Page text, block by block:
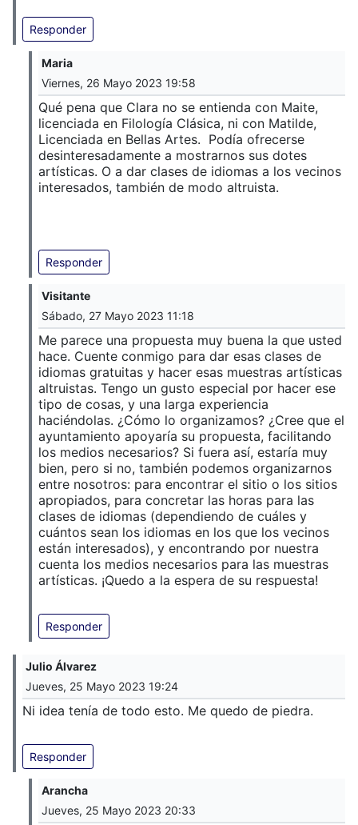
Responder
Maria
Viernes, 26 Mayo 2023 19:58
Qué pena que Clara no se entienda con Maite,
licenciada en Filología Clásica, ni con Matilde,
Licenciada en Bellas Artes. Podía ofrecerse
desinteresadamente a mostrarnos sus dotes
artísticas. O a dar clases de idiomas a los vecinos
interesados, también de modo altruista.
Responder
Visitante
Sábado, 27 Mayo 2023 11:18
Me parece una propuesta muy buena la que usted
hace. Cuente conmigo para dar esas clases de
idiomas gratuitas y hacer esas muestras artísticas
altruistas. Tengo un gusto especial por hacer ese
tipo de cosas, y una larga experiencia
haciéndolas. ¿Cómo lo organizamos? ¿Cree que el
ayuntamiento apoyaría su propuesta, facilitando
los medios necesarios? Si fuera así, estaría muy
bien, pero si no, también podemos organizarnos
entre nosotros: para encontrar el sitio o los sitios
apropiados, para concretar las horas para las
clases de idiomas (dependiendo de cuáles y
cuántos sean los idiomas en los que los vecinos
están interesados), y encontrando por nuestra
cuenta los medios necesarios para las muestras
artísticas. ¡Quedo a la espera de su respuesta!
Responder
Julio Álvarez
Jueves, 25 Mayo 2023 19:24
Ni idea tenía de todo esto. Me quedo de piedra.
Responder
Arancha
Jueves, 25 Mayo 2023 20:33